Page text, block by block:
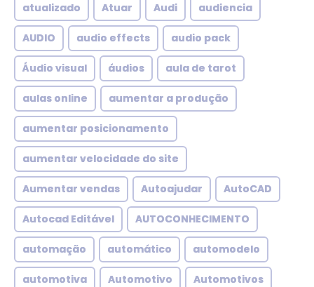
atualizado Atuar Audi audiencia
AUDIO audio effects audio pack
Áudio visual áudios aula de tarot
aulas online aumentar a produção
aumentar posicionamento
aumentar velocidade do site
Aumentar vendas Autoajudar AutoCAD
Autocad Editável AUTOCONHECIMENTO
automação automático automodelo
automotiva Automotivo Automotivos